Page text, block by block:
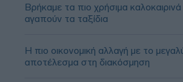
Βρήκαμε τα πιο χρήσιμα
αγαπούν τα ταξίδια
Η πιο οικονομική αλλαγή με το
αποτέλεσμα στη διακόσμηση